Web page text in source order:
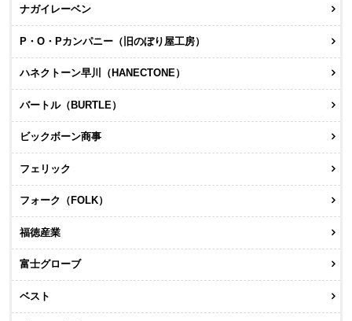
ナガイレーベン
P・O・Pカンパニー（旧のぼり屋工房）
ハネクトーン早川（HANECTONE）
バートル（BURTLE）
ビックボーン商事
フェリック
フォーク（FOLK）
福徳産業
富士グローブ
ベスト